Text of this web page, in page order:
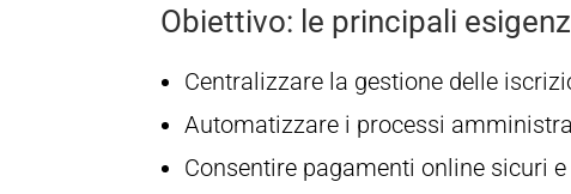
Obiettivo: le principali
Centralizzare la gestione delle
Automatizzare i processi
Consentire pagamenti online sicuri